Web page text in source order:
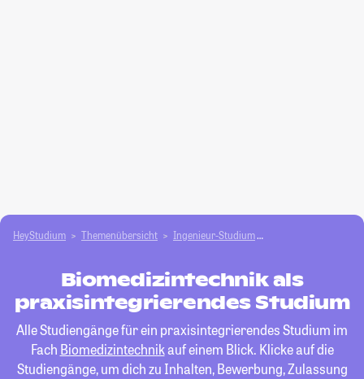
HeyStudium Themenübersicht Ingenieur-Studium
Biomedizintechnik als
praxisintegrierendes Studium
Alle Studiengänge für ein praxisintegrierendes Studium im
Fach Biomedizintechnikauf einem Blick. Klicke auf die
Studiengänge, um dich zu Inhalten, Bewerbung, Zulassung